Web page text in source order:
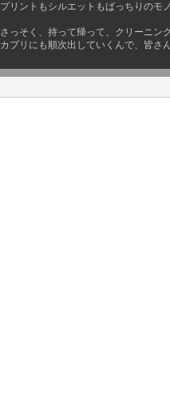
プリントもシルエットもばっちりのモ
さっそく、持って帰って、クリーニン
カプリにも順次出していくんで、皆さ